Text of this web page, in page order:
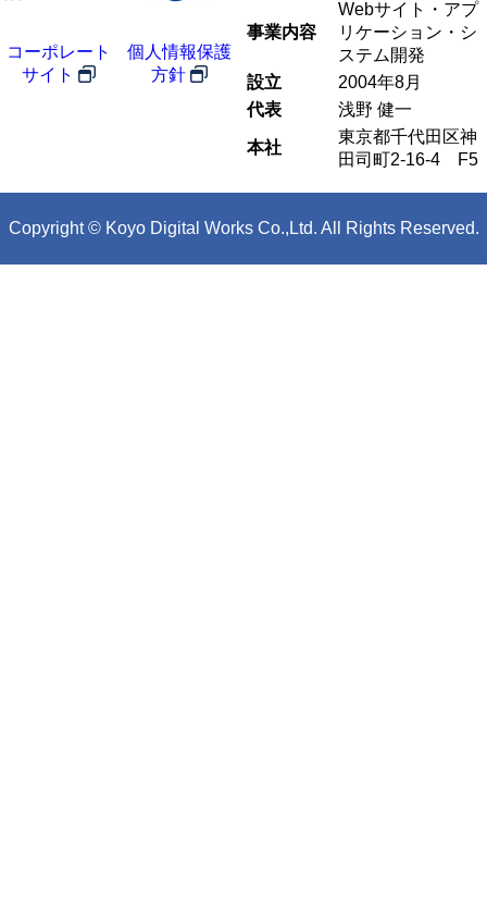
コーポレート
サイト
個人情報保護
方針
事業内容
Webサイト・アプ
リケーション・シ
ステム開発
設立
2004年8月
代表
浅野 健一
本社
東京都千代田区神
田司町2-16-4 F5
Copyright © Koyo Digital Works Co.,Ltd. All Rights Reserved.